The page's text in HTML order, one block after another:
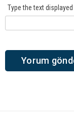
Type the text